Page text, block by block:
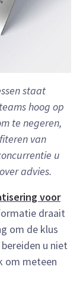
staat
hoog op
te negeren,
van
u
advies.
voor
draait
om de klus
u niet
om meteen